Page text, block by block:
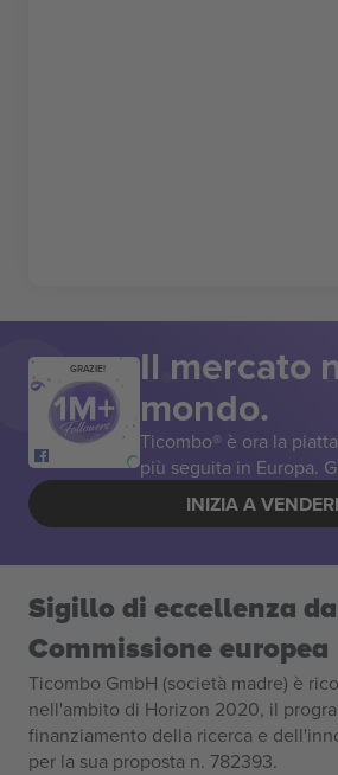
GRAZIE! Il mercato
mondo.
Ticombo® è ora la
più seguita in Europa.
INIZIA A
Sigillo di eccellenza
Commissione europea
Ticombo GmbH (società madre) è
nell'ambito di Horizon 2020, il
finanziamento della ricerca e
per la sua proposta n. 782393.